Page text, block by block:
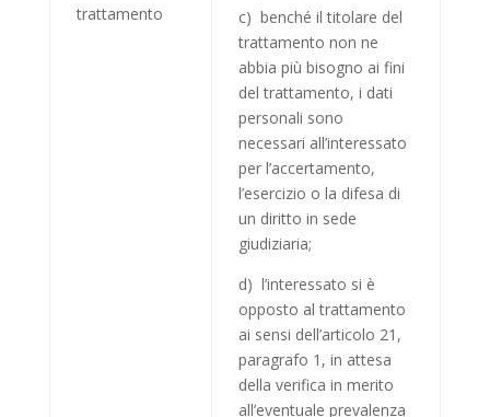
trattamento
c) benché il titolare del
trattamento non ne
abbia più bisogno ai fini
del trattamento, i dati
personali sono
necessari all’interessato
per l’accertamento,
l’esercizio o la difesa di
un diritto in sede
giudiziaria;
d) l’interessato si è
opposto al trattamento
ai sensi dell’articolo 21,
paragrafo 1, in attesa
della verifica in merito
all’eventuale prevalenza